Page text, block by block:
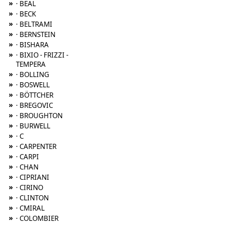
» · BEAL
» · BECK
» · BELTRAMI
» · BERNSTEIN
» · BISHARA
» · BIXIO - FRIZZI -
TEMPERA
» · BOLLING
» · BOSWELL
» · BÖTTCHER
» · BREGOVIC
» · BROUGHTON
» · BURWELL
» · C
» · CARPENTER
» · CARPI
» · CHAN
» · CIPRIANI
» · CIRINO
» · CLINTON
» · CMIRAL
» · COLOMBIER